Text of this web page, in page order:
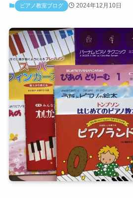
ピアノ教室ブログ 2024年12月10日